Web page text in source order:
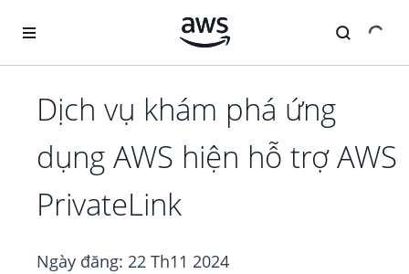
Dịch vụ khám phá ứng
dụng AWS hiện hỗ trợ AWS
PrivateLink
Ngày đăng: 22 Th11 2024